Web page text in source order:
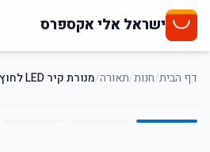
ישראל אלי אקספרס
דף הבית/חנות/תאורה/מנורת קיר LED לחוץ ופנים 1
/
5